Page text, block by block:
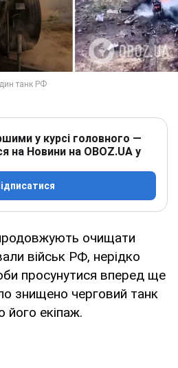
у курсі головного —
на Новини на OBOZ.UA у
очищати
військ РФ, нерідко
просунутися вперед ще
знищено черговий танк
його екіпаж.